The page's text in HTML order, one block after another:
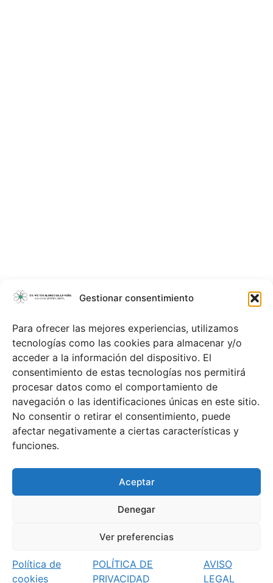
Gestionar consentimiento
Para ofrecer las mejores experiencias, utilizamos
tecnologías como las cookies para almacenar y/o
acceder a la información del dispositivo. El
consentimiento de estas tecnologías nos permitirá
procesar datos como el comportamiento de
navegación o las identificaciones únicas en este sitio.
No consentir o retirar el consentimiento, puede
afectar negativamente a ciertas características y
funciones.
Aceptar
Denegar
Ver preferencias
Política de
cookies
POLÍTICA DE
PRIVACIDAD
AVISO
LEGAL